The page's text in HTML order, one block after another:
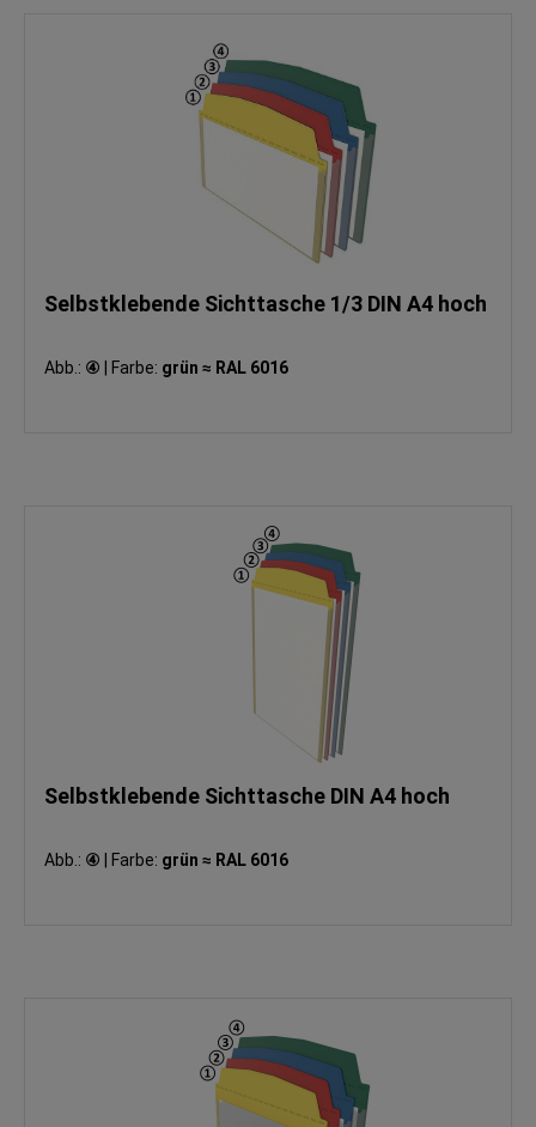
Selbstklebende Sichttasche 1/3 DIN A4 hoch
Abb.: ④ Farbe: grün ≈ RAL 6016
Selbstklebende Sichttasche DIN A4 hoch
Abb.: ④ Farbe: grün ≈ RAL 6016